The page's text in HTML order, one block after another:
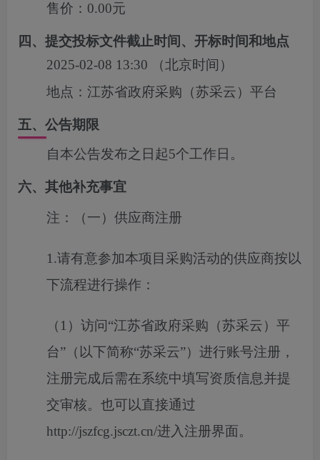
售价： 0.00元
四、提交投标文件截止时间、开标时间和地点
2025-02-08 13:30 （北京时间）
地点： 江苏省政府采购（苏采云）平台
五、公告期限
自本公告发布之日起5个工作日。
六、其他补充事宜
注：（一）供应商注册
1.请有意参加本项目采购活动的供应商按以
下流程进行操作：
（ 1）访问“江苏省政府采购（苏采云）平
台”（以下简称“苏采云”）进行账号注册，
注册完成后需在系统中填写资质信息并提
交审核。也可以直接通过
http://jszfcg.jsczt.cn/进入注册界面。